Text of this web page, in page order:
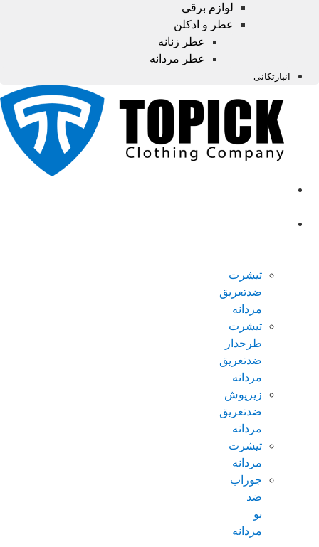
لوازم برقی
عطر و ادکلن
عطر زنانه
عطر مردانه
انبارتکانی
تیشرت
ضدتعریق
مردانه
تیشرت
طرحدار
ضدتعریق
مردانه
زیرپوش
ضدتعریق
مردانه
تیشرت
مردانه
جوراب
ضد
بو
مردانه